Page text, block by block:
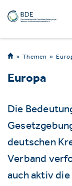
Themen
Europa
Die
deutschen
Verband
auch aktiv